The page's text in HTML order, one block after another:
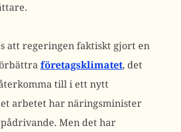
att regeringen faktiskt gjort en
företagsklimatet, det
till i ett nytt
arbetet har näringsminister
Men det har